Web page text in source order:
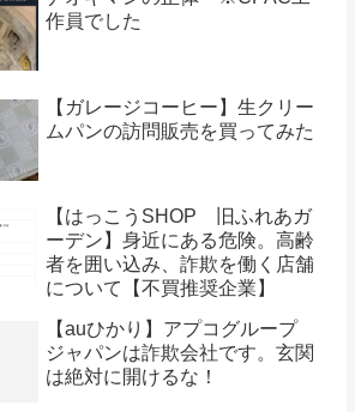
作員でした
【ガレージコーヒー】生クリー
ムパンの訪問販売を買ってみた
【はっこうSHOP 旧ふれあガ
ーデン】身近にある危険。高齢
者を囲い込み、詐欺を働く店舗
について【不買推奨企業】
【auひかり】アプコグループ
ジャパンは詐欺会社です。玄関
は絶対に開けるな！